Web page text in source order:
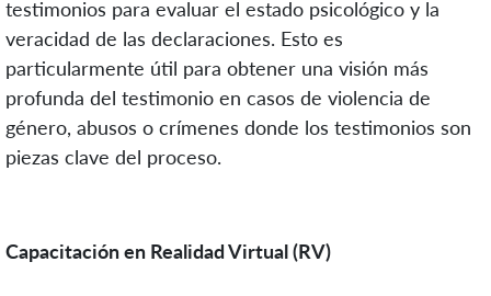
testimonios para evaluar el estado psicológico y la
veracidad de las declaraciones. Esto es
particularmente útil para obtener una visión más
profunda del testimonio en casos de violencia de
género, abusos o crímenes donde los testimonios son
piezas clave del proceso.
Capacitación en Realidad Virtual (RV)